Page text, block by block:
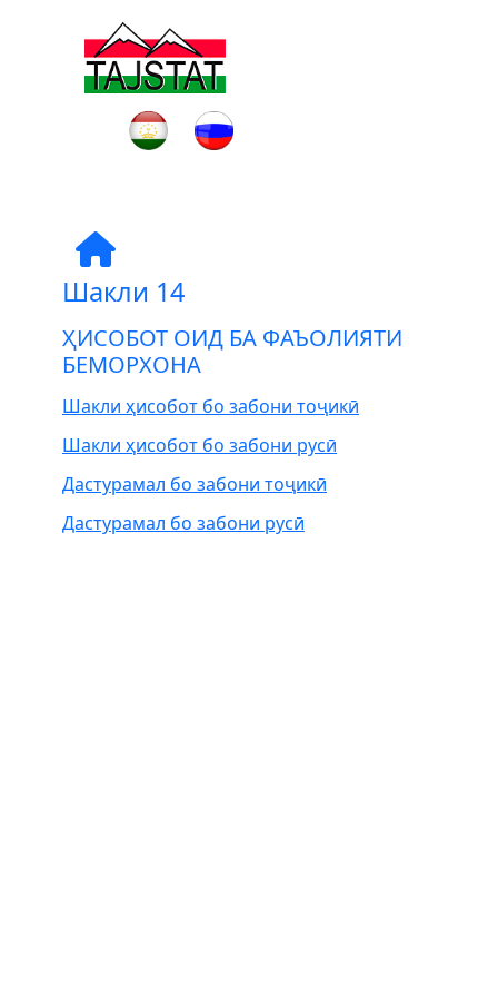
Шакли 14
ҲИСОБОТ ОИД БА ФАЪОЛИЯТИ
БЕМОРХОНА
Шакли ҳисобот бо забони тоҷикӣ
Шакли ҳисобот бо забони русӣ
Дастурамал бо забони тоҷикӣ
Дастурамал бо забони русӣ